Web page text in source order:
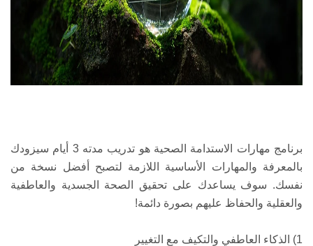
برنامج مهارات الاستدامة الصحية هو تدريب مدته 3 أيام سيزودك
بالمعرفة والمهارات الأساسية اللازمة لتصبح أفضل نسخة من
نفسك. سوف يساعدك على تحقيق الصحة الجسدية والعاطفية
والعقلية والحفاظ عليهم بصورة دائمة!
1) الذكاء العاطفي والتكيف مع التغيير